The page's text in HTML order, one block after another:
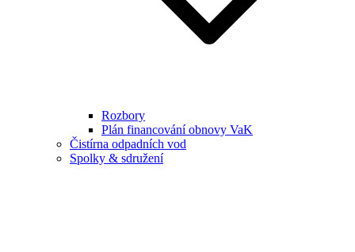
Rozbory
Plán financování obnovy VaK
Čistírna odpadních vod
Spolky & sdružení